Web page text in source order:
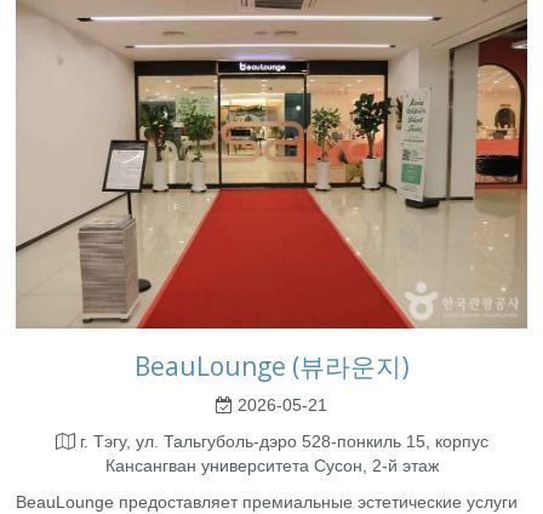
BeauLounge (뷰라운지)
2026-05-21
г. Тэгу, ул. Тальгуболь-дэро 528-понкиль 15, корпус
Кансангван университета Сусон, 2-й этаж
BeauLounge предоставляет премиальные эстетические услуги